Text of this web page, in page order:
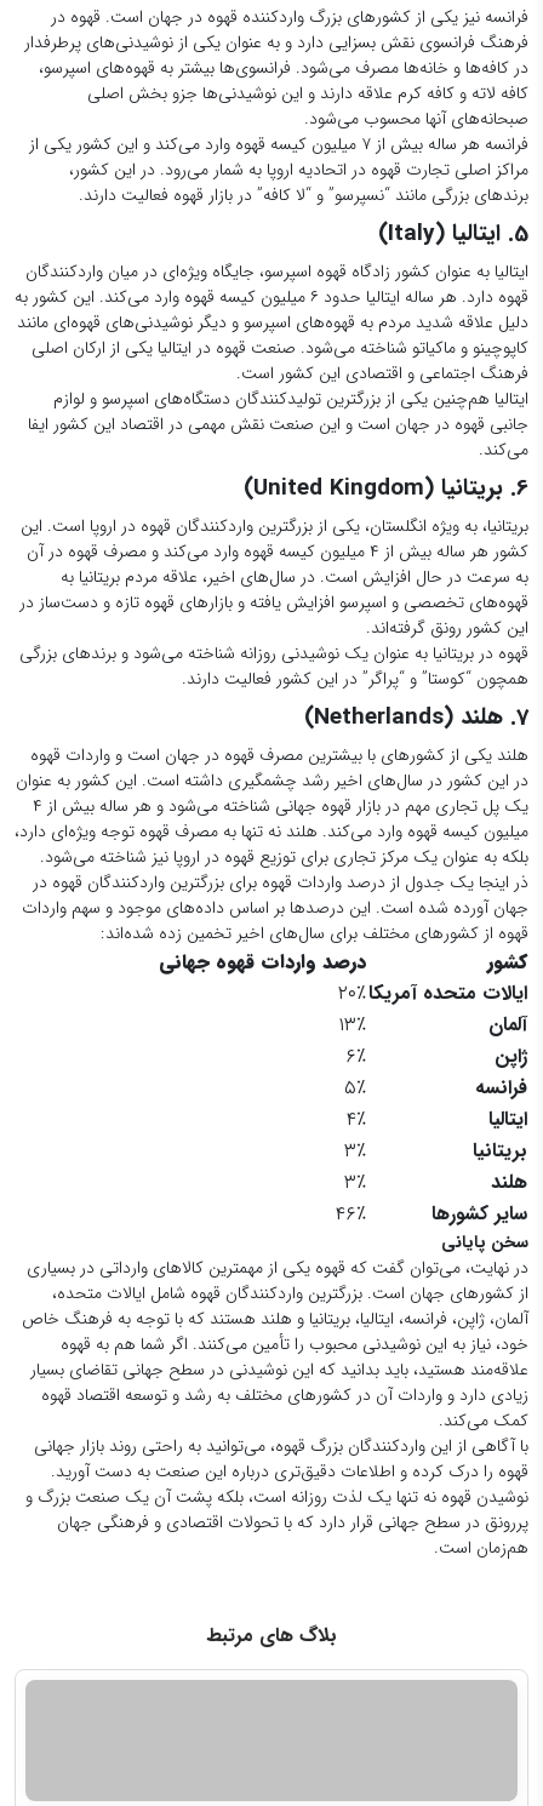
فرانسه نیز یکی از کشورهای بزرگ واردکننده قهوه در جهان است. قهوه در
فرهنگ فرانسوی نقش بسزایی دارد و به عنوان یکی از نوشیدنی‌های پرطرفدار
در کافه‌ها و خانه‌ها مصرف می‌شود. فرانسوی‌ها بیشتر به قهوه‌های اسپرسو،
کافه لاته و کافه کرم علاقه دارند و این نوشیدنی‌ها جزو بخش اصلی
صبحانه‌های آنها محسوب می‌شود.
فرانسه هر ساله بیش از ۷ میلیون کیسه قهوه وارد می‌کند و این کشور یکی از
مراکز اصلی تجارت قهوه در اتحادیه اروپا به شمار می‌رود. در این کشور،
برندهای بزرگی مانند “نسپرسو” و “لا کافه” در بازار قهوه فعالیت دارند.
5. ایتالیا (Italy)
ایتالیا به عنوان کشور زادگاه قهوه اسپرسو، جایگاه ویژه‌ای در میان واردکنندگان
قهوه دارد. هر ساله ایتالیا حدود ۶ میلیون کیسه قهوه وارد می‌کند. این کشور به
دلیل علاقه شدید مردم به قهوه‌های اسپرسو و دیگر نوشیدنی‌های قهوه‌ای مانند
کاپوچینو و ماکیاتو شناخته می‌شود. صنعت قهوه در ایتالیا یکی از ارکان اصلی
فرهنگ اجتماعی و اقتصادی این کشور است.
ایتالیا هم‌چنین یکی از بزرگترین تولیدکنندگان دستگاه‌های اسپرسو و لوازم
جانبی قهوه در جهان است و این صنعت نقش مهمی در اقتصاد این کشور ایفا
می‌کند.
6. بریتانیا (United Kingdom)
بریتانیا، به ویژه انگلستان، یکی از بزرگترین واردکنندگان قهوه در اروپا است. این
کشور هر ساله بیش از ۴ میلیون کیسه قهوه وارد می‌کند و مصرف قهوه در آن
به سرعت در حال افزایش است. در سال‌های اخیر، علاقه مردم بریتانیا به
قهوه‌های تخصصی و اسپرسو افزایش یافته و بازارهای قهوه تازه و دست‌ساز در
این کشور رونق گرفته‌اند.
قهوه در بریتانیا به عنوان یک نوشیدنی روزانه شناخته می‌شود و برندهای بزرگی
همچون “کوستا” و “پراگر” در این کشور فعالیت دارند.
7. هلند (Netherlands)
هلند یکی از کشورهای با بیشترین مصرف قهوه در جهان است و واردات قهوه
در این کشور در سال‌های اخیر رشد چشمگیری داشته است. این کشور به عنوان
یک پل تجاری مهم در بازار قهوه جهانی شناخته می‌شود و هر ساله بیش از ۴
میلیون کیسه قهوه وارد می‌کند. هلند نه تنها به مصرف قهوه توجه ویژه‌ای دارد،
بلکه به عنوان یک مرکز تجاری برای توزیع قهوه در اروپا نیز شناخته می‌شود.
ذر اینجا یک جدول از درصد واردات قهوه برای بزرگترین واردکنندگان قهوه در
جهان آورده شده است. این درصدها بر اساس داده‌های موجود و سهم واردات
قهوه از کشورهای مختلف برای سال‌های اخیر تخمین زده شده‌اند:
کشور
درصد واردات قهوه جهانی
ایالات متحده آمریکا۲۰٪
آلمان
۱۳٪
ژاپن
۶٪
فرانسه
۵٪
ایتالیا
۴٪
بریتانیا
۳٪
هلند
۳٪
سایر کشورها
۴۶٪
سخن پایانی
در نهایت، می‌توان گفت که قهوه یکی از مهمترین کالاهای وارداتی در بسیاری
از کشورهای جهان است. بزرگترین واردکنندگان قهوه شامل ایالات متحده،
آلمان، ژاپن، فرانسه، ایتالیا، بریتانیا و هلند هستند که با توجه به فرهنگ خاص
خود، نیاز به این نوشیدنی محبوب را تأمین می‌کنند. اگر شما هم به قهوه
علاقه‌مند هستید، باید بدانید که این نوشیدنی در سطح جهانی تقاضای بسیار
زیادی دارد و واردات آن در کشورهای مختلف به رشد و توسعه اقتصاد قهوه
کمک می‌کند.
با آگاهی از این واردکنندگان بزرگ قهوه، می‌توانید به راحتی روند بازار جهانی
قهوه را درک کرده و اطلاعات دقیق‌تری درباره این صنعت به دست آورید.
نوشیدن قهوه نه تنها یک لذت روزانه است، بلکه پشت آن یک صنعت بزرگ و
پررونق در سطح جهانی قرار دارد که با تحولات اقتصادی و فرهنگی جهان
هم‌زمان است.
بلاگ های مرتبط